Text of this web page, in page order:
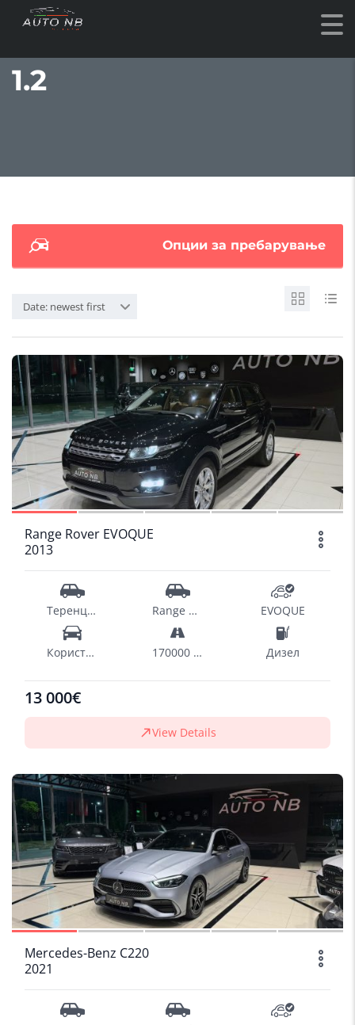
1.2
Опции за пребарување
Date: newest first
1/12
Range Rover EVOQUE
2013
Теренци - SUV Range Rover EVOQUE
Користен 170000 km Дизел
13 000€
View Details
SOLD
1/13
Mercedes-Benz C220
2021